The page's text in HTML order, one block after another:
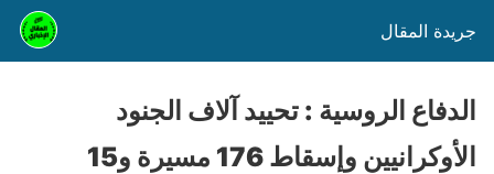
جريدة المقال
الدفاع الروسية : تحييد آلاف الجنود
الأوكرانيين وإسقاط 176 مسيرة و15